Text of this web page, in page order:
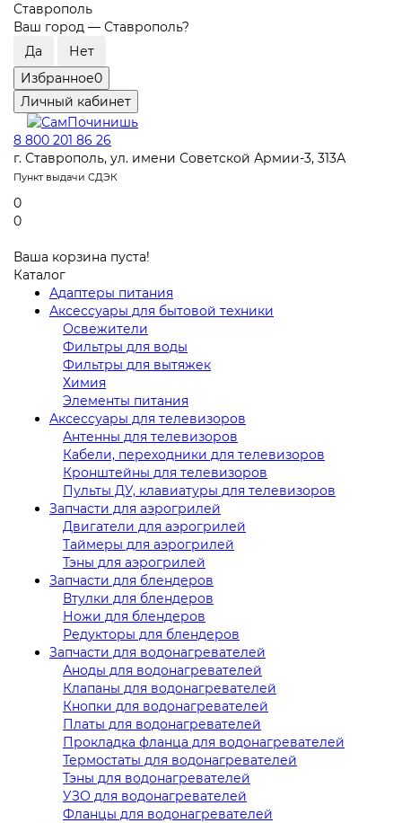
Ставрополь
Ваш город — Ставрополь?
Избранное0
Личный кабинет
8 800 201 86 26
г. Ставрополь, ул. имени Советской Армии-3, 313А
Пункт выдачи СДЭК
0
0
Ваша корзина пуста!
Каталог
Адаптеры питания
Аксессуары для бытовой техники
Освежители
Фильтры для воды
Фильтры для вытяжек
Химия
Элементы питания
Аксессуары для телевизоров
Антенны для телевизоров
Кабели, переходники для телевизоров
Кронштейны для телевизоров
Пульты ДУ, клавиатуры для телевизоров
Запчасти для аэрогрилей
Двигатели для аэрогрилей
Таймеры для аэрогрилей
Тэны для аэрогрилей
Запчасти для блендеров
Втулки для блендеров
Ножи для блендеров
Редукторы для блендеров
Запчасти для водонагревателей
Аноды для водонагревателей
Клапаны для водонагревателей
Кнопки для водонагревателей
Платы для водонагревателей
Прокладка фланца для водонагревателей
Термостаты для водонагревателей
Тэны для водонагревателей
УЗО для водонагревателей
Фланцы для водонагревателей